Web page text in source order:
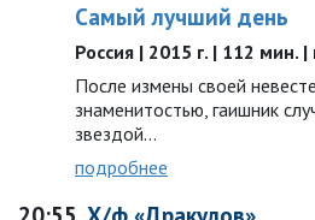
Самый лучший день
Россия | 2015 г. | 112 мин.
После измены своей
знаменитостью, гаишник
звездой…
подробнее